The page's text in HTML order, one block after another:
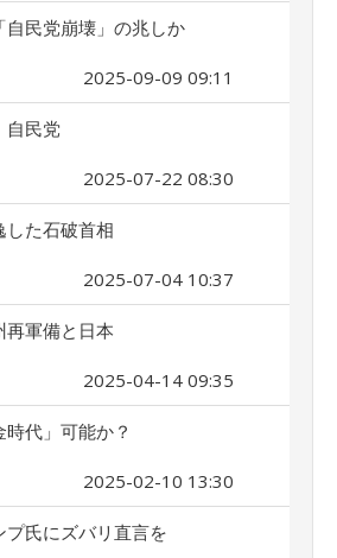
自民党崩壊」の兆しか
2025-09-09 09:11
自民党
2025-07-22 08:30
した石破首相
2025-07-04 10:37
再軍備と日本
2025-04-14 09:35
代」可能か？
2025-02-10 13:30
氏にズバリ直言を